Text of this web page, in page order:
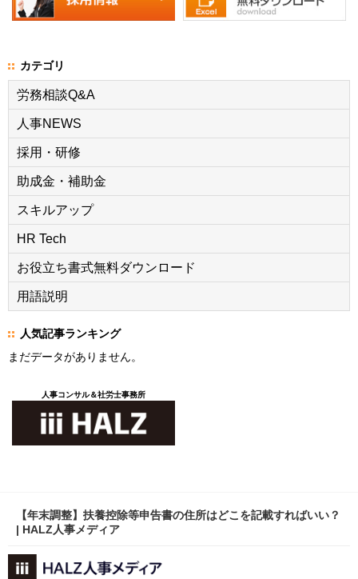
カテゴリ
労務相談Q&A
人事NEWS
採用・研修
助成金・補助金
スキルアップ
HR Tech
お役立ち書式無料ダウンロード
用語説明
人気記事ランキング
まだデータがありません。
人事コンサル＆社労士事務所
【年末調整】扶養控除等申告書の住所はどこを記載すればいい？
| HALZ人事メディア